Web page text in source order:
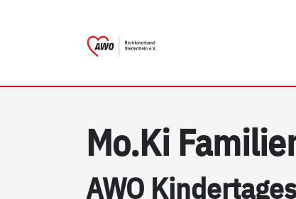
Mo.Ki
AWO